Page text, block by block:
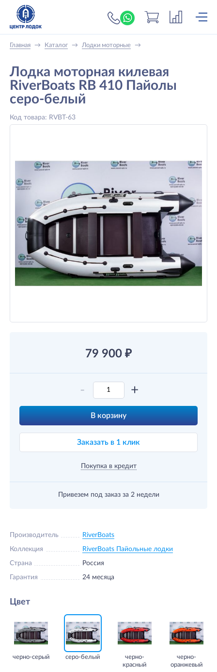
+7 (919) 698-56-
Главная → Каталог → Лодки моторные →
Лодка моторная килевая
RiverBoats RB 410 Пайолы
серо-белый
Код товара: RVBT-63
79 900 ₽
- +
В корзину
Заказать в 1 клик
Покупка в кредит
Привезем под заказ за 2 недели
Производитель RiverBoats
Коллекция RiverBoats Пайольные лодки
Страна Россия
Гарантия 24 месяца
Цвет
черно-серый серо-белый
черно-
красный
черно-
оранжевый